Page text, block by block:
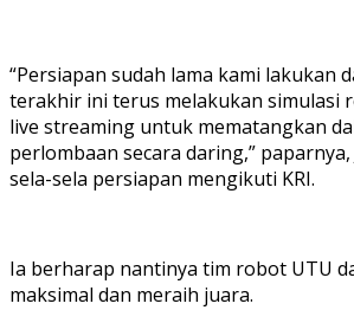
“Persiapan sudah lama kami lakukan
terakhir ini terus melakukan simulasi
live streaming untuk mematangkan
perlombaan secara daring,” paparnya,
sela-sela persiapan mengikuti KRI.
Ia berharap nantinya tim robot UTU
maksimal dan meraih juara.